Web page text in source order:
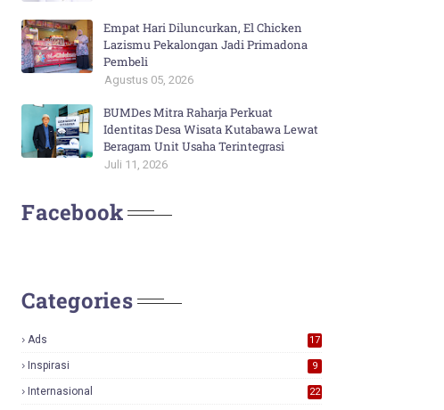
Empat Hari Diluncurkan, El Chicken
Lazismu Pekalongan Jadi Primadona
Pembeli
Agustus 05, 2026
BUMDes Mitra Raharja Perkuat
Identitas Desa Wisata Kutabawa Lewat
Beragam Unit Usaha Terintegrasi
Juli 11, 2026
Facebook
Categories
Ads
17
Inspirasi 9
Internasional 22